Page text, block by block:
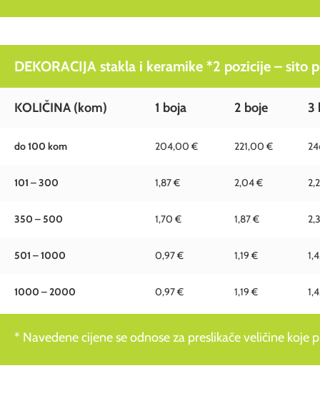
DEKORACIJA stakla i keramike *2 pozicije – sito
KOLIČINA (kom) 1 boja 2 boje 3
do 100 kom 204,00 € 221,00 €
101 – 300 1,87 € 2,04 €
350 – 500 1,70 € 1,87 €
501 – 1000 0,97 € 1,19 €
1000 – 2000 0,97 € 1,19 €
* Navedene cijene se odnose za preslikače veličine koje